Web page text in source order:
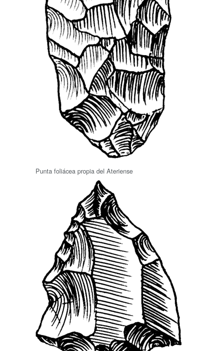
Punta foliácea propia del Ateriense